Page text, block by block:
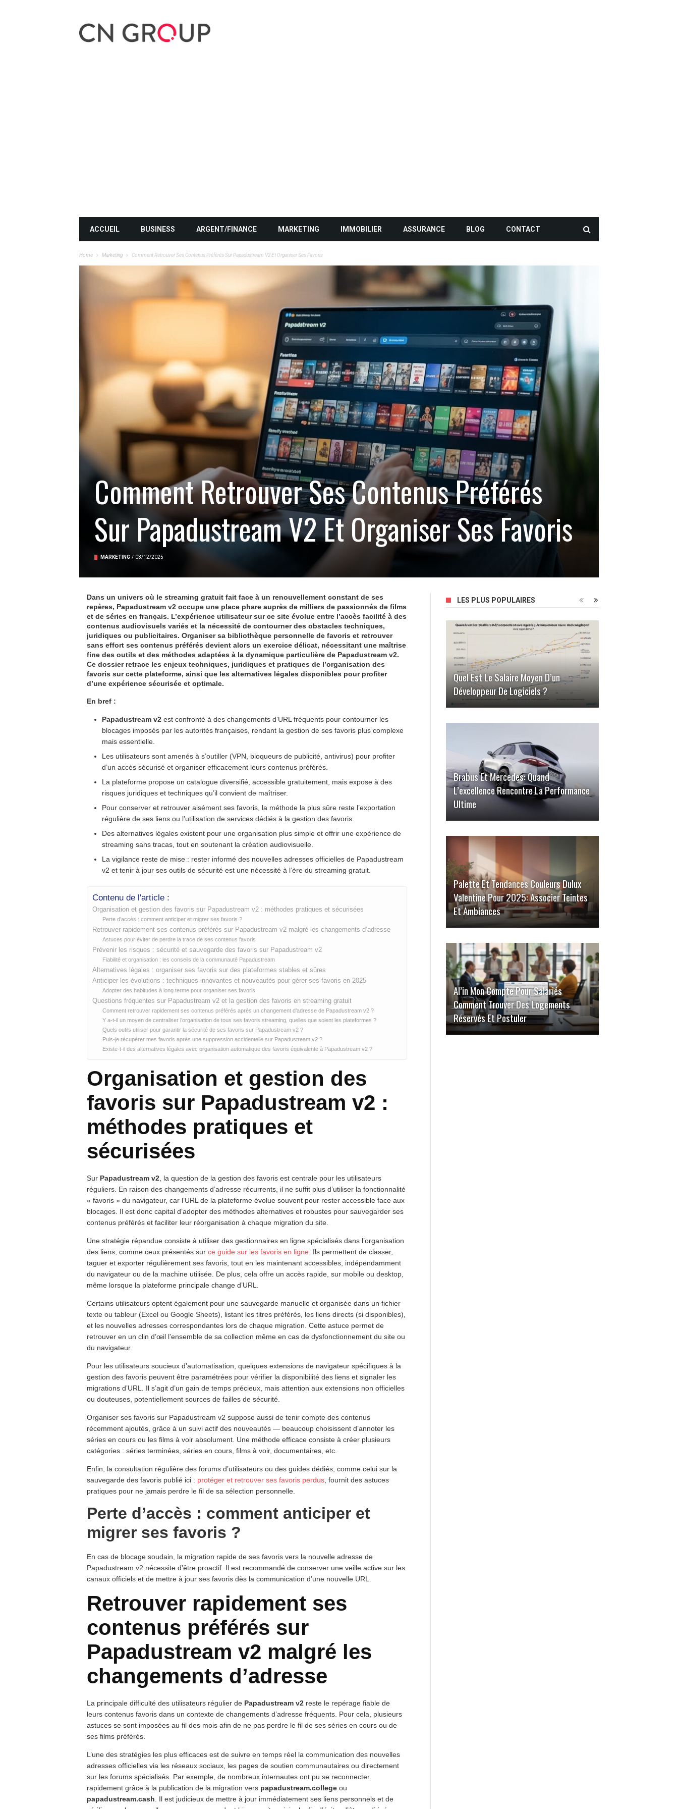
ACCUEIL BUSINESS ARGENT/FINANCE MARKETING IMMOBILIER ASSURANCE BLOG CONTACT
Home Marketing Comment Retrouver Ses Contenus Préférés Sur Papadustream V2 Et Organiser Ses Favoris
Comment Retrouver Ses Contenus Préférés
Sur Papadustream V2 Et Organiser Ses Favoris
MARKETING / 03/12/2025
Dans un univers où le streaming gratuit fait face à un renouvellement constant de ses
repères, Papadustream v2 occupe une place phare auprès de milliers de passionnés de films
et de séries en français. L’expérience utilisateur sur ce site évolue entre l’accès facilité à des
contenus audiovisuels variés et la nécessité de contourner des obstacles techniques,
juridiques ou publicitaires. Organiser sa bibliothèque personnelle de favoris et retrouver
sans effort ses contenus préférés devient alors un exercice délicat, nécessitant une maîtrise
fine des outils et des méthodes adaptées à la dynamique particulière de Papadustream v2.
Ce dossier retrace les enjeux techniques, juridiques et pratiques de l’organisation des
favoris sur cette plateforme, ainsi que les alternatives légales disponibles pour profiter
d’une expérience sécurisée et optimale.
En bref :
Papadustream v2 est confronté à des changements d’URL fréquents pour contourner les
blocages imposés par les autorités françaises, rendant la gestion de ses favoris plus complexe
mais essentielle.
Les utilisateurs sont amenés à s’outiller (VPN, bloqueurs de publicité, antivirus) pour profiter
d’un accès sécurisé et organiser efficacement leurs contenus préférés.
La plateforme propose un catalogue diversifié, accessible gratuitement, mais expose à des
risques juridiques et techniques qu’il convient de maîtriser.
Pour conserver et retrouver aisément ses favoris, la méthode la plus sûre reste l’exportation
régulière de ses liens ou l’utilisation de services dédiés à la gestion des favoris.
Des alternatives légales existent pour une organisation plus simple et offrir une expérience de
streaming sans tracas, tout en soutenant la création audiovisuelle.
La vigilance reste de mise : rester informé des nouvelles adresses officielles de Papadustream
v2 et tenir à jour ses outils de sécurité est une nécessité à l’ère du streaming gratuit.
Contenu de l'article :
Organisation et gestion des favoris sur Papadustream v2 : méthodes pratiques et sécurisées
Perte d’accès : comment anticiper et migrer ses favoris ?
Retrouver rapidement ses contenus préférés sur Papadustream v2 malgré les changements d’adresse
Astuces pour éviter de perdre la trace de ses contenus favoris
Prévenir les risques : sécurité et sauvegarde des favoris sur Papadustream v2
Fiabilité et organisation : les conseils de la communauté Papadustream
Alternatives légales : organiser ses favoris sur des plateformes stables et sûres
Anticiper les évolutions : techniques innovantes et nouveautés pour gérer ses favoris en 2025
Adopter des habitudes à long terme pour organiser ses favoris
Questions fréquentes sur Papadustream v2 et la gestion des favoris en streaming gratuit
Comment retrouver rapidement ses contenus préférés après un changement d’adresse de Papadustream v2 ?
Y a-t-il un moyen de centraliser l’organisation de tous ses favoris streaming, quelles que soient les plateformes ?
Quels outils utiliser pour garantir la sécurité de ses favoris sur Papadustream v2 ?
Puis-je récupérer mes favoris après une suppression accidentelle sur Papadustream v2 ?
Existe-t-il des alternatives légales avec organisation automatique des favoris équivalente à Papadustream v2 ?
Organisation et gestion des
favoris sur Papadustream v2 :
méthodes pratiques et
sécurisées
Sur Papadustream v2 , la question de la gestion des favoris est centrale pour les utilisateurs
réguliers. En raison des changements d’adresse récurrents, il ne suffit plus d’utiliser la fonctionnalité
« favoris » du navigateur, car l’URL de la plateforme évolue souvent pour rester accessible face aux
blocages. Il est donc capital d’adopter des méthodes alternatives et robustes pour sauvegarder ses
contenus préférés et faciliter leur réorganisation à chaque migration du site.
Une stratégie répandue consiste à utiliser des gestionnaires en ligne spécialisés dans l’organisation
des liens, comme ceux présentés sur ce guide sur les favoris en ligne . Ils permettent de classer,
taguer et exporter régulièrement ses favoris, tout en les maintenant accessibles, indépendamment
du navigateur ou de la machine utilisée. De plus, cela offre un accès rapide, sur mobile ou desktop,
même lorsque la plateforme principale change d’URL.
Certains utilisateurs optent également pour une sauvegarde manuelle et organisée dans un fichier
texte ou tableur (Excel ou Google Sheets), listant les titres préférés, les liens directs (si disponibles),
et les nouvelles adresses correspondantes lors de chaque migration. Cette astuce permet de
retrouver en un clin d’œil l’ensemble de sa collection même en cas de dysfonctionnement du site ou
du navigateur.
Pour les utilisateurs soucieux d’automatisation, quelques extensions de navigateur spécifiques à la
gestion des favoris peuvent être paramétrées pour vérifier la disponibilité des liens et signaler les
migrations d’URL. Il s’agit d’un gain de temps précieux, mais attention aux extensions non officielles
ou douteuses, potentiellement sources de failles de sécurité.
Organiser ses favoris sur Papadustream v2 suppose aussi de tenir compte des contenus
récemment ajoutés, grâce à un suivi actif des nouveautés — beaucoup choisissent d’annoter les
séries en cours ou les films à voir absolument. Une méthode efficace consiste à créer plusieurs
catégories : séries terminées, séries en cours, films à voir, documentaires, etc.
Enfin, la consultation régulière des forums d’utilisateurs ou des guides dédiés, comme celui sur la
sauvegarde des favoris publié ici : protéger et retrouver ses favoris perdus , fournit des astuces
pratiques pour ne jamais perdre le fil de sa sélection personnelle.
Perte d’accès : comment anticiper et
migrer ses favoris ?
En cas de blocage soudain, la migration rapide de ses favoris vers la nouvelle adresse de
Papadustream v2 nécessite d’être proactif. Il est recommandé de conserver une veille active sur les
canaux officiels et de mettre à jour ses favoris dès la communication d’une nouvelle URL.
Retrouver rapidement ses
contenus préférés sur
Papadustream v2 malgré les
changements d’adresse
La principale difficulté des utilisateurs régulier de Papadustream v2 reste le repérage fiable de
leurs contenus favoris dans un contexte de changements d’adresse fréquents. Pour cela, plusieurs
astuces se sont imposées au fil des mois afin de ne pas perdre le fil de ses séries en cours ou de
ses films préférés.
L’une des stratégies les plus efficaces est de suivre en temps réel la communication des nouvelles
adresses officielles via les réseaux sociaux, les pages de soutien communautaires ou directement
sur les forums spécialisés. Par exemple, de nombreux internautes ont pu se reconnecter
rapidement grâce à la publication de la migration vers papadustream.college ou
papadustream.cash . Il est judicieux de mettre à jour immédiatement ses liens personnels et de
LES PLUS POPULAIRES
Quel Est Le Salaire Moyen D’un
Développeur De Logiciels ?
Brabus Et Mercedes: Quand
L’excellence Rencontre La Performance
Ultime
Palette Et Tendances Couleurs Dulux
Valentine Pour 2025: Associer Teintes
Et Ambiances
Al’in Mon Compte Pour Salariés
Comment Trouver Des Logements
Réservés Et Postuler